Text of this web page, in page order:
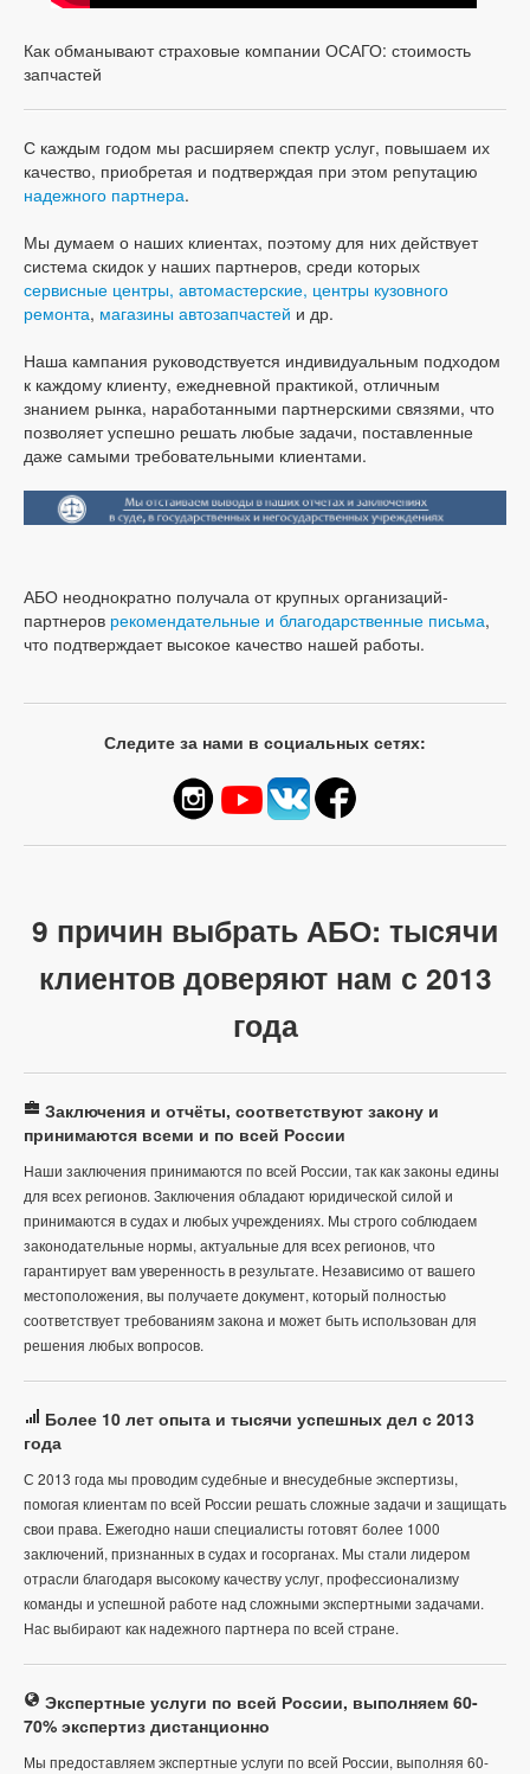
Как обманывают страховые компании ОСАГО: стоимость
запчастей
С каждым годом мы расширяем спектр услуг, повышаем их
качество, приобретая и подтверждая при этом репутацию
надежного партнера.
Мы думаем о наших клиентах, поэтому для них действует
система скидок у наших партнеров, среди которых
сервисные центры, автомастерские, центры кузовного
ремонта, магазины автозапчастей и др.
Наша кампания руководствуется индивидуальным подходом
к каждому клиенту, ежедневной практикой, отличным
знанием рынка, наработанными партнерскими связями, что
позволяет успешно решать любые задачи, поставленные
даже самыми требовательными клиентами.
АБО неоднократно получала от крупных организаций-
партнеров рекомендательные и благодарственные письма,
что подтверждает высокое качество нашей работы.
Следите за нами в социальных сетях:
9 причин выбрать АБО: тысячи
клиентов доверяют нам с 2013
года
Заключения и отчёты, соответствуют закону и
принимаются всеми и по всей России
Наши заключения принимаются по всей России, так как законы едины
для всех регионов. Заключения обладают юридической силой и
принимаются в судах и любых учреждениях. Мы строго соблюдаем
законодательные нормы, актуальные для всех регионов, что
гарантирует вам уверенность в результате. Независимо от вашего
местоположения, вы получаете документ, который полностью
соответствует требованиям закона и может быть использован для
решения любых вопросов.
Более 10 лет опыта и тысячи успешных дел с 2013
года
С 2013 года мы проводим судебные и внесудебные экспертизы,
помогая клиентам по всей России решать сложные задачи и защищать
свои права. Ежегодно наши специалисты готовят более 1000
заключений, признанных в судах и госорганах. Мы стали лидером
отрасли благодаря высокому качеству услуг, профессионализму
команды и успешной работе над сложными экспертными задачами.
Нас выбирают как надежного партнера по всей стране.
Экспертные услуги по всей России, выполняем 60-
70% экспертиз дистанционно
Мы предоставляем экспертные услуги по всей России, выполняя 60-